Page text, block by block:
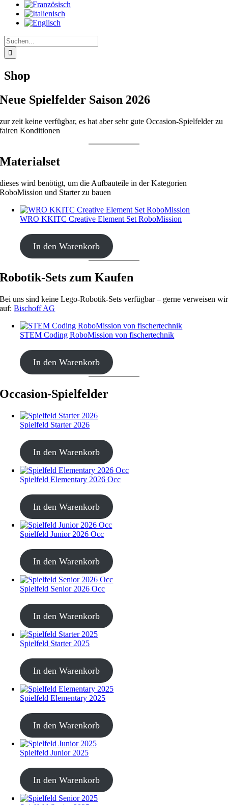
Suche
nach:
Shop
Neue Spielfelder Saison 2026
zur zeit keine verfügbar, es hat aber sehr gute Occasion-Spielfelder zu
fairen Konditionen
Materialset
dieses wird benötigt, um die Aufbauteile in der Kategorien
RoboMission und Starter zu bauen
WRO KKITC Creative Element Set RoboMission
CHF53.00
In den Warenkorb
Robotik-Sets zum Kaufen
Bei uns sind keine Lego-Robotik-Sets verfügbar – gerne verweisen wir
auf:Bischoff AG
STEM Coding RoboMission von fischertechnik
CHF499.00
In den Warenkorb
Occasion-Spielfelder
Spielfeld Starter 2026
CHF30.00
In den Warenkorb
Spielfeld Elementary 2026 Occ
CHF30.00
In den Warenkorb
Spielfeld Junior 2026 Occ
CHF30.00
In den Warenkorb
Spielfeld Senior 2026 Occ
CHF30.00
In den Warenkorb
Spielfeld Starter 2025
CHF30.00
In den Warenkorb
Spielfeld Elementary 2025
CHF30.00
In den Warenkorb
Spielfeld Junior 2025
CHF30.00
In den Warenkorb